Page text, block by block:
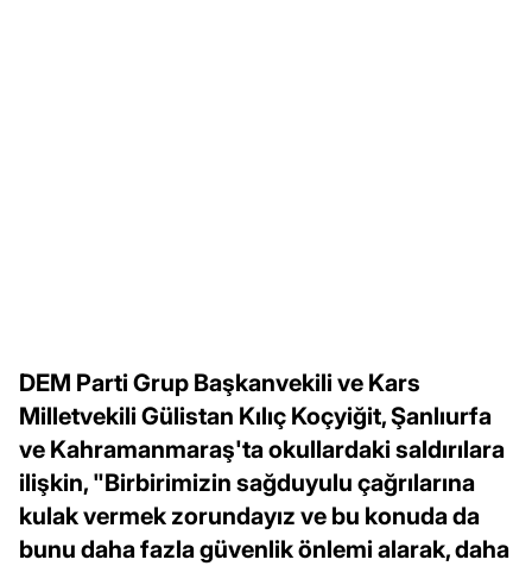
DEM Parti Grup Başkanvekili ve Kars
Milletvekili Gülistan Kılıç Koçyiğit, Şanlıurfa
ve Kahramanmaraş'ta okullardaki saldırılara
ilişkin, "Birbirimizin sağduyulu çağrılarına
kulak vermek zorundayız ve bu konuda da
bunu daha fazla güvenlik önlemi alarak, daha